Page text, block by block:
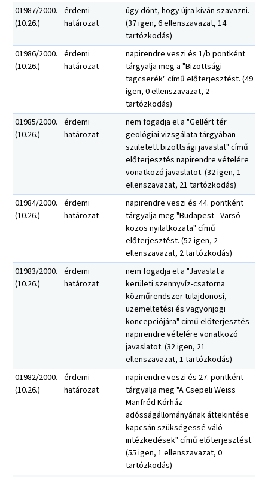
01987/2000.
(10.26.)
érdemi
határozat
úgy dönt, hogy újra kíván szavazni.
(37 igen, 6 ellenszavazat, 14
tartózkodás)
01986/2000.
(10.26.)
érdemi
határozat
napirendre veszi és 1/b pontként
tárgyalja meg a "Bizottsági
tagcserék" című előterjesztést. (49
igen, 0 ellenszavazat, 2
tartózkodás)
01985/2000.
(10.26.)
érdemi
határozat
nem fogadja el a "Gellért tér
geológiai vizsgálata tárgyában
született bizottsági javaslat" című
előterjesztés napirendre vételére
vonatkozó javaslatot. (32 igen, 1
ellenszavazat, 21 tartózkodás)
01984/2000.
(10.26.)
érdemi
határozat
napirendre veszi és 44. pontként
tárgyalja meg "Budapest - Varsó
közös nyilatkozata" című
előterjesztést. (52 igen, 2
ellenszavazat, 2 tartózkodás)
01983/2000.
(10.26.)
érdemi
határozat
nem fogadja el a "Javaslat a
kerületi szennyvíz-csatorna
közműrendszer tulajdonosi,
üzemeltetési és vagyonjogi
koncepciójára" című előterjesztés
napirendre vételére vonatkozó
javaslatot. (32 igen, 21
ellenszavazat, 1 tartózkodás)
01982/2000.
(10.26.)
érdemi
határozat
napirendre veszi és 27. pontként
tárgyalja meg "A Csepeli Weiss
Manfréd Kórház
adósságállományának áttekintése
kapcsán szükségessé váló
intézkedések" című előterjesztést.
(55 igen, 1 ellenszavazat, 0
tartózkodás)